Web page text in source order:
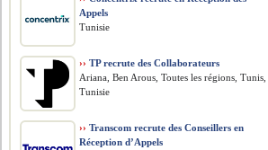
Appels
Tunisie
›› TP recrute des Collaborateurs
Ariana, Ben Arous, Toutes les régions, Tunis,
Tunisie
›› Transcom recrute des Conseillers en
Réception d’Appels